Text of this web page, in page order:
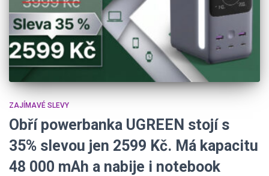
ZAJÍMAVÉ SLEVY
Obří powerbanka UGREEN stojí s
35% slevou jen 2599 Kč. Má kapacitu
48 000 mAh a nabije i notebook